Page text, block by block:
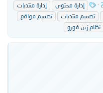
ل
و
س
و
إدارة محتوى
إدارة منتديات
تصميم منتديات
تصميم مواقع
نظام زين فورو